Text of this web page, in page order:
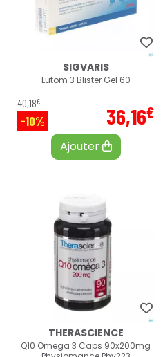
SIGVARIS
Lutom 3 Blister Gel 60
40,18€
-10% 36,16€
Ajouter
THERASCIENCE
Q10 Omega 3 Caps 90x200mg